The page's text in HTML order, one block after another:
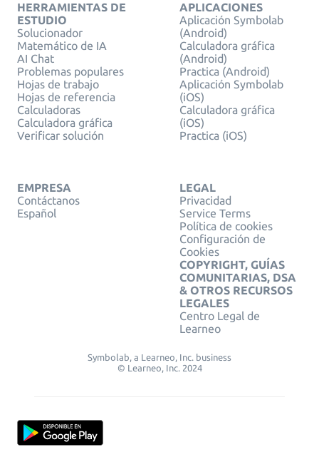
HERRAMIENTAS DE
ESTUDIO
Solucionador
Matemático de IA
AI Chat
Problemas populares
Hojas de trabajo
Hojas de referencia
Calculadoras
Calculadora gráfica
Verificar solución
APLICACIONES
Aplicación Symbolab
(Android)
Calculadora gráfica
(Android)
Practica (Android)
Aplicación Symbolab
(iOS)
Calculadora gráfica
(iOS)
Practica (iOS)
EMPRESA
Contáctanos
Español
LEGAL
Privacidad
Service Terms
Política de cookies
Configuración de
Cookies
COPYRIGHT, GUÍAS
COMUNITARIAS, DSA
& OTROS RECURSOS
LEGALES
Centro Legal de
Learneo
Symbolab, a Learneo, Inc. business
© Learneo, Inc. 2024